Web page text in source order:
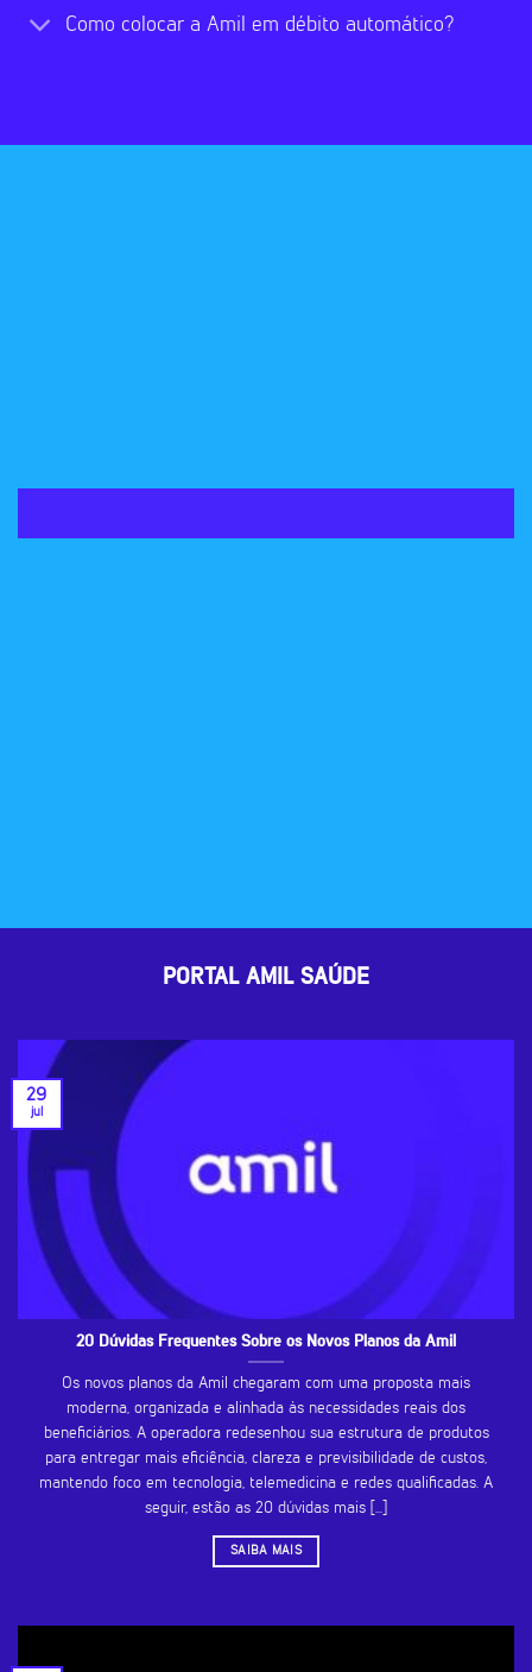
Como colocar a Amil em débito automático?
PORTAL AMIL SAÚDE
20 Dúvidas Frequentes Sobre os Novos Planos da Amil
Os novos planos da Amil chegaram com uma proposta mais
moderna, organizada e alinhada às necessidades reais dos
beneficiários. A operadora redesenhou sua estrutura de produtos
para entregar mais eficiência, clareza e previsibilidade de custos,
mantendo foco em tecnologia, telemedicina e redes qualificadas. A
seguir, estão as 20 dúvidas mais [...]
SAIBA MAIS
29
jul